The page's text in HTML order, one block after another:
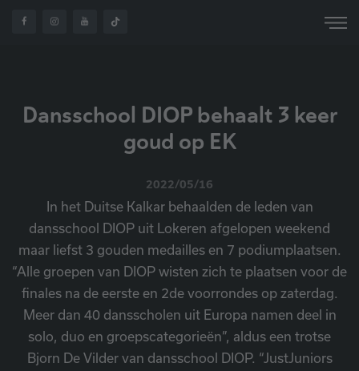
HOME
Dansschool DIOP behaalt 3 keer
goud op EK
2022/05/16
In het Duitse Kalkar behaalden de leden van
dansschool DIOP uit Lokeren afgelopen weekend
maar liefst 3 gouden medailles en 7 podiumplaatsen.
“Alle groepen van DIOP wisten zich te plaatsen voor de
finales na de eerste en 2de voorrondes op zaterdag.
Meer dan 40 dansscholen uit Europa namen deel in
solo, duo en groepscategorieën”, aldus een trotse
Bjorn De Vilder van dansschool DIOP. “JustJuniors